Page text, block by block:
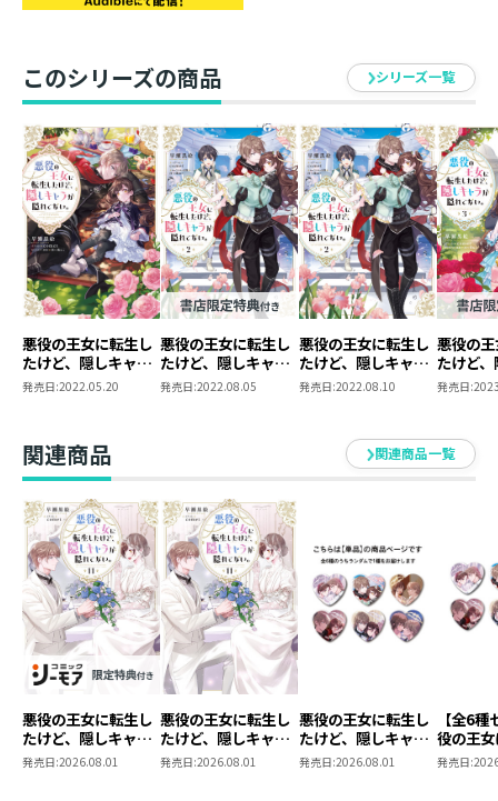
早瀬黒絵
短髪ルフェーヴルは久しぶりですね。
思わず一巻カバーのルフェーヴルと
比べてしまいました。
十巻も是非お楽しみください。
comet
もう10巻です。
今回の表紙は1巻の表紙を思い出して作業しました。
やはり若くて美しいルル…羨ましいですね。
かなり長い時間ご一緒できて、感謝しています。
今回も楽しんで下さい。
このシリーズの商品 シリーズ一覧
悪役の王女に転生し
たけど、隠しキャラ
が隠れてない。
発売日:2022.05.20
悪役の王女に転生し
たけど、隠しキャラ
が隠れてない。
発売日:2022.08.05
悪役の王女に転生し
たけど、隠しキャラ
が隠れてない。2
発売日:2022.08.10
悪役の
たけど
が隠れ
発売日:
関連商品 関連商品一覧
悪役の王女に転生し
たけど、隠しキャラ
が隠れてない。
発売日:2026.08.01
悪役の王女に転生し
たけど、隠しキャラ
が隠れてない。11
発売日:2026.08.01
悪役の王女に転生し
たけど、隠しキャラ
が隠れてない。 ラ
発売日:2026.08.01
【全6
役の王
けど、
発売日: